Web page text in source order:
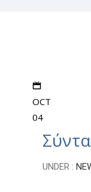
OCT
04
UNDER :